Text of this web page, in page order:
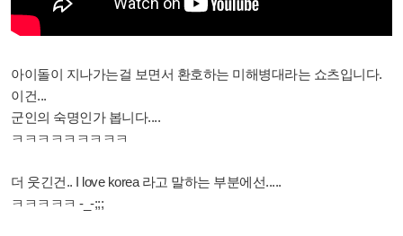
아이돌이 지나가는걸 보면서 환호하는 미해병대라는 쇼츠입니다.
이건...
군인의 숙명인가 봅니다....
ㅋㅋㅋㅋㅋㅋㅋㅋㅋ
더 웃긴건.. I love korea 라고 말하는 부분에선.....
ㅋㅋㅋㅋㅋ -_-;;;